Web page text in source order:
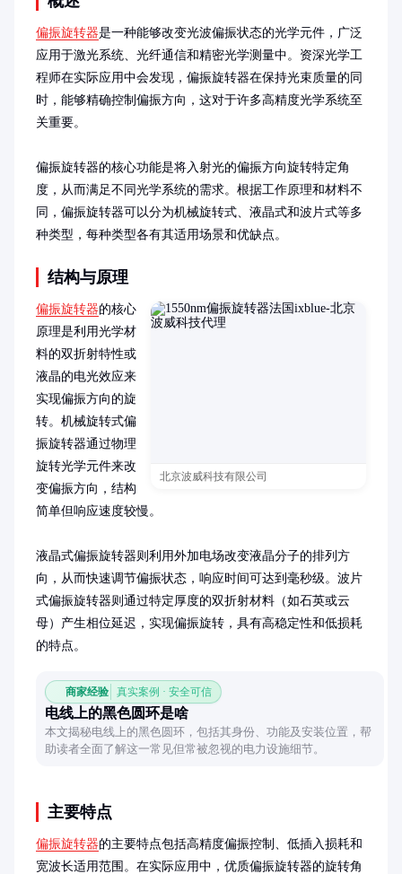
偏振旋转器是一种能够改变光波偏振状态的光学元件，广泛
应用于激光系统、光纤通信和精密光学测量中。资深光学工
程师在实际应用中会发现，偏振旋转器在保持光束质量的同
时，能够精确控制偏振方向，这对于许多高精度光学系统至
关重要。
偏振旋转器的核心功能是将入射光的偏振方向旋转特定角
度，从而满足不同光学系统的需求。根据工作原理和材料不
同，偏振旋转器可以分为机械旋转式、液晶式和波片式等多
种类型，每种类型各有其适用场景和优缺点。
结构与原理
北京波威科技有限公司
偏振旋转器的核心
原理是利用光学材
料的双折射特性或
液晶的电光效应来
实现偏振方向的旋
转。机械旋转式偏
振旋转器通过物理
旋转光学元件来改
变偏振方向，结构
简单但响应速度较慢。
液晶式偏振旋转器则利用外加电场改变液晶分子的排列方
向，从而快速调节偏振状态，响应时间可达到毫秒级。波片
式偏振旋转器则通过特定厚度的双折射材料（如石英或云
母）产生相位延迟，实现偏振旋转，具有高稳定性和低损耗
的特点。
商家经验 真实案例 · 安全可信
电线上的黑色圆环是啥
本文揭秘电线上的黑色圆环，包括其身份、功能及安装位置，帮
助读者全面了解这一常见但常被忽视的电力设施细节。
主要特点
偏振旋转器的主要特点包括高精度偏振控制、低插入损耗和
宽波长适用范围。在实际应用中，优质偏振旋转器的旋转角